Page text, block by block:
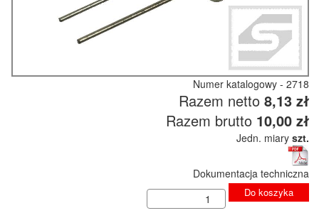
Numer katalogowy - 2718
Razem netto 8,13 zł
Razem brutto 10,00 zł
Jedn. miary szt.
Dokumentacja techniczna
Do koszyka